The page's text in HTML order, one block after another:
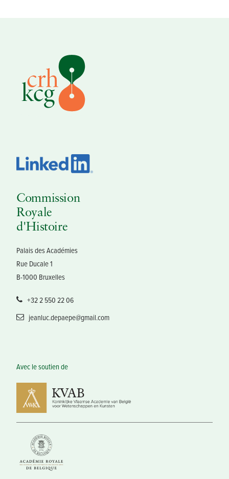
Commission
Royale
d'Histoire
Palais des Académies
Rue Ducale 1
B-1000 Bruxelles
+32 2 550 22 06
jeanluc.depaepe@gmail.com
Avec le soutien de